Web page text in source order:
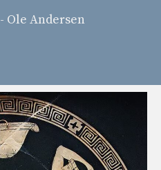
- Ole Andersen